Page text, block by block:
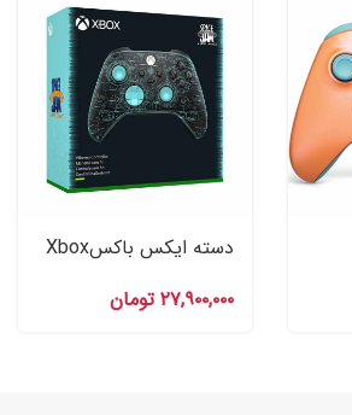
دسته ایکس باکسXbox
Space Jam: A New
۲۷,۹۰۰,۰۰۰ تومان